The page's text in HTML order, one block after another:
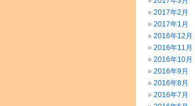
2017年2月
2017年1月
2016年12月
2016年11月
2016年10月
2016年9月
2016年8月
2016年7月